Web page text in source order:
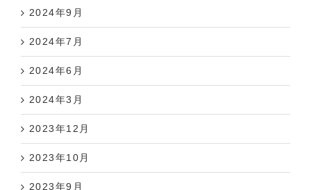
2024年9月
2024年7月
2024年6月
2024年3月
2023年12月
2023年10月
2023年9月